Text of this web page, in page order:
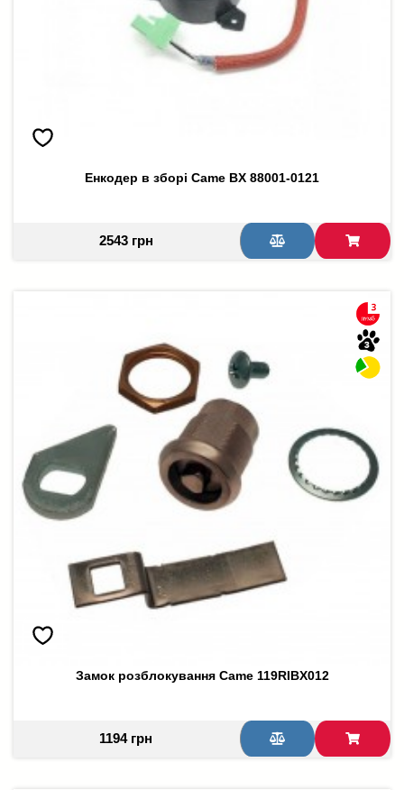
Енкодер в зборі Came BX 88001-0121
2543 грн
Замок розблокування Came 119RIBX012
1194 грн